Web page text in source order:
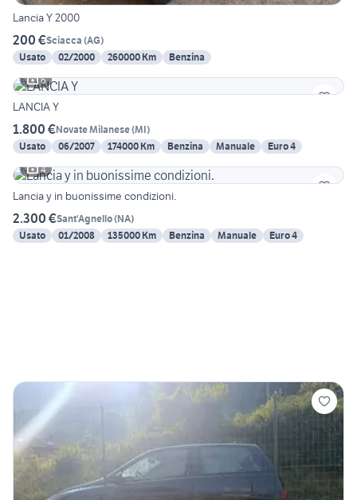
Lancia Y 2000
200 €Sciacca (AG)
Usato
02/2000 260000 Km
Benzina
6
LANCIA Y
1.800 €Novate Milanese(MI)
Usato
06/2007 174000 Km Benzina Manuale
Euro 4
4
Lancia y in buonissime condizioni.
2.300 €Sant'Agnello(NA)
Usato
01/2008 135000 Km Benzina Manuale Euro 4